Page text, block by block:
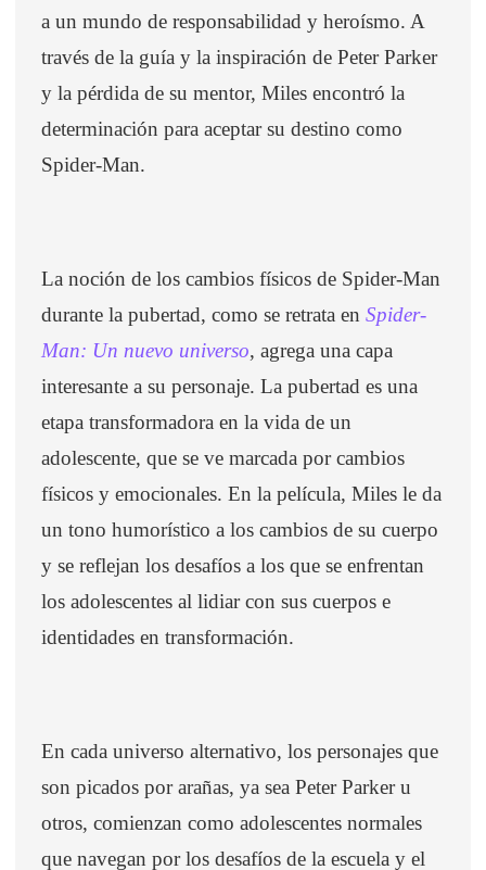
a un mundo de responsabilidad y heroísmo. A
través de la guía y la inspiración de Peter Parker
y la pérdida de su mentor, Miles encontró la
determinación para aceptar su destino como
Spider-Man.
La noción de los cambios físicos de Spider-Man
durante la pubertad, como se retrata enSpider-
Man: Un nuevo universo, agrega una capa
interesante a su personaje. La pubertad es una
etapa transformadora en la vida de un
adolescente, que se ve marcada por cambios
físicos y emocionales. En la película, Miles le da
un tono humorístico a los cambios de su cuerpo
y se reflejan los desafíos a los que se enfrentan
los adolescentes al lidiar con sus cuerpos e
identidades en transformación.
En cada universo alternativo, los personajes que
son picados por arañas, ya sea Peter Parker u
otros, comienzan como adolescentes normales
que navegan por los desafíos de la escuela y el